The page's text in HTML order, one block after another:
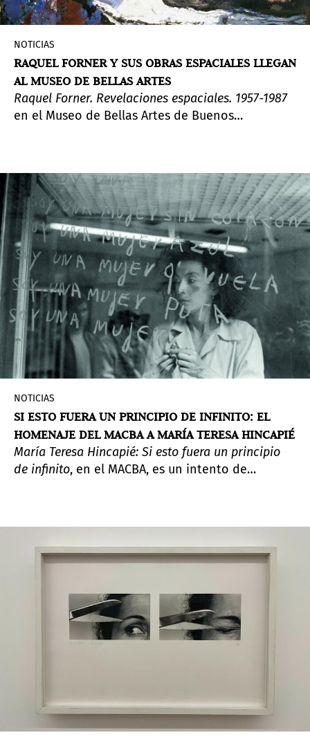
NOTICIAS
RAQUEL FORNER Y SUS OBRAS ESPACIALES LLEGAN
AL MUSEO DE BELLAS ARTES
Raquel Forner. Revelaciones espaciales. 1957-1987
en el Museo de Bellas Artes de Buenos
NOTICIAS
SI ESTO FUERA UN PRINCIPIO DE INFINITO: EL
HOMENAJE DEL MACBA A MARÍA TERESA HINCAPIÉ
María Teresa Hincapié: Si esto fuera un principio
de infinito, en el MACBA, es un intento de